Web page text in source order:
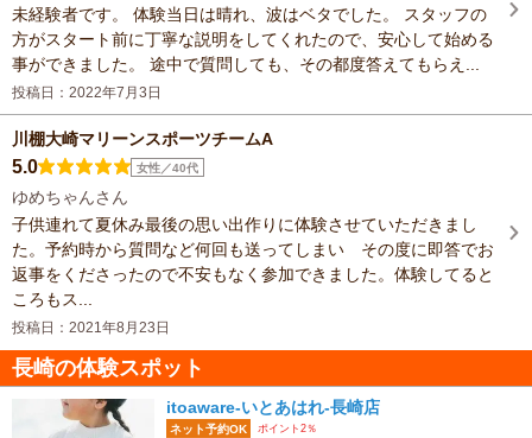
未経験者です。 体験当日は晴れ、波はベタでした。 スタッフの
方がスタート前に丁寧な説明をしてくれたので、安心して始める
事ができました。 途中で質問しても、その都度答えてもらえ...
投稿日：2022年7月3日
川棚大崎マリーンスポーツチームA
5.0 女性／40代
ゆめちゃんさん
子供連れて夏休み最後の思い出作りに体験させていただきまし
た。予約時から質問など何回も送ってしまい その度に即答でお
返事をくださったので不安もなく参加できました。体験してると
ころもス...
投稿日：2021年8月23日
長崎の体験スポット
itoaware-いとあはれ-長崎店
ネット予約OK ポイント2％